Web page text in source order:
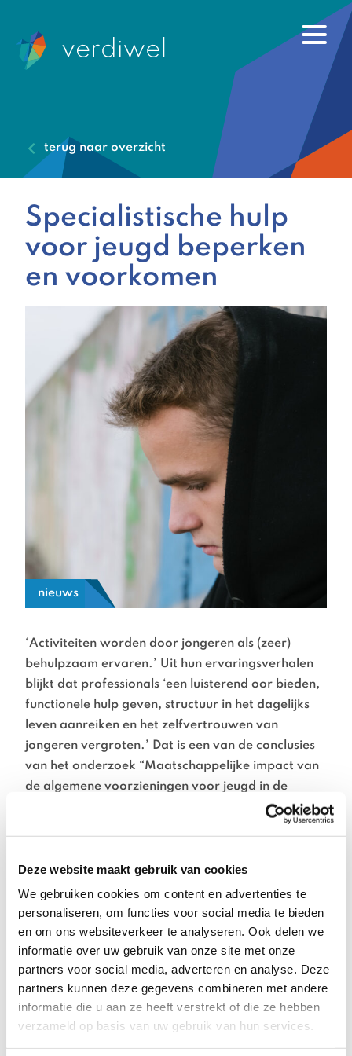
Deze website maakt gebruik van cookies
We gebruiken cookies om content en advertenties te
personaliseren, om functies voor social media te bieden
en om ons websiteverkeer te analyseren. Ook delen we
informatie over uw gebruik van onze site met onze
partners voor social media, adverteren en analyse. Deze
partners kunnen deze gegevens combineren met andere
informatie die u aan ze heeft verstrekt of die ze hebben
verzameld op basis van uw gebruik van hun services.
terug naar overzicht
Specialistische hulp
voor jeugd beperken
en voorkomen
nieuws
‘Activiteiten worden door jongeren als (zeer)
behulpzaam ervaren.’ Uit hun ervaringsverhalen
blijkt dat professionals ‘een luisterend oor bieden,
functionele hulp geven, structuur in het dagelijks
leven aanreiken en het zelfvertrouwen van
jongeren vergroten.’ Dat is een van de conclusies
van het onderzoek “Maatschappelijke impact van
de algemene voorzieningen voor jeugd in de
gemeente Apeldoorn” van Senseguide, dat onder
meer betrekking heeft op het jongerenwerk van
Professionals helpen jongeren bij hun ontwikkeling
tot zelfstandigheid. Zij zijn er voor jongeren op
belangrijke keuzemomenten ‘zoals bij de keuze
voor een opleiding, sollicitatie, het oplossen van
schulden en problemen thuis met ouders. Dit
bevordert de zelfontwikkeling van jongeren en
voorkomt afglijding.’
De meeste jongeren die deelnemen aan activiteiten
die onder algemene voorzieningen vallen, hebben